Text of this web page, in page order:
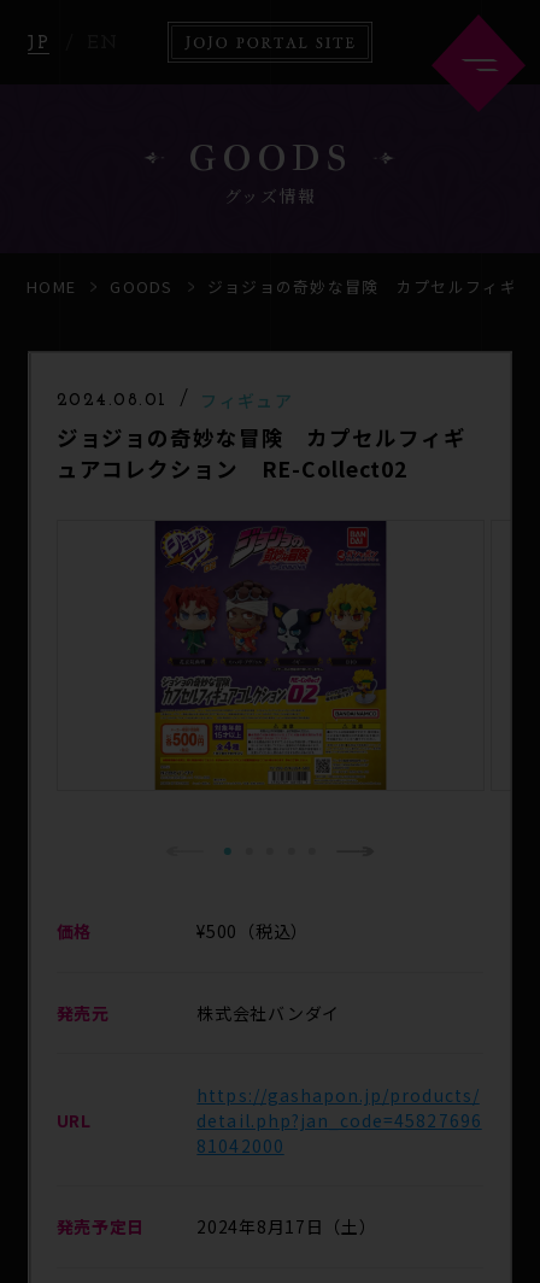
JP
HOME ABOUT
COMICS GOODS
SPECIAL
GOODS
グッズ情報
HOME GOODS ジョジョの奇妙な冒険 カプセルフィギ
2024.08.01 フィギュア
ジョジョの奇妙な冒険 カプセルフィギ
ュアコレクション RE-Collect02
1
価格 ¥500（税込）
発売元 株式会社バンダイ
URL
https://gashapon.jp/products/
detail.php?jan_code=45827696
81042000
発売予定日 2024年8月17日（土）